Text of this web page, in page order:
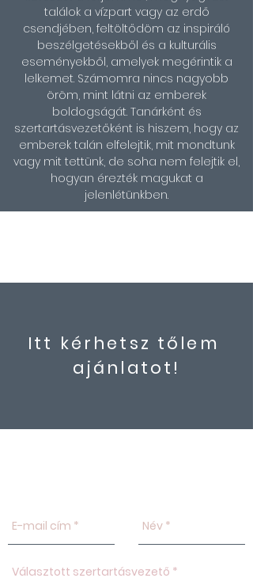
találok a vízpart vagy az erdő
csendjében, feltöltődöm az inspiráló
beszélgetésekből és a kulturális
eseményekből, amelyek megérintik a
lelkemet. Számomra nincs nagyobb
öröm, mint látni az emberek
boldogságát. Tanárként és
szertartásvezetőként is hiszem, hogy az
emberek talán elfelejtik, mit mondtunk
vagy mit tettünk, de soha nem felejtik el,
hogyan érezték magukat a
jelenlétünkben.
Itt kérhetsz tőlem
ajánlatot!